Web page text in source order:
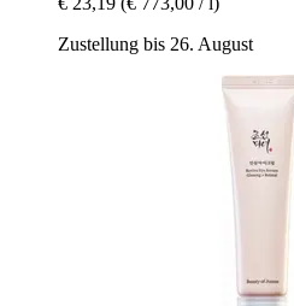
Zustellung bis 26. August